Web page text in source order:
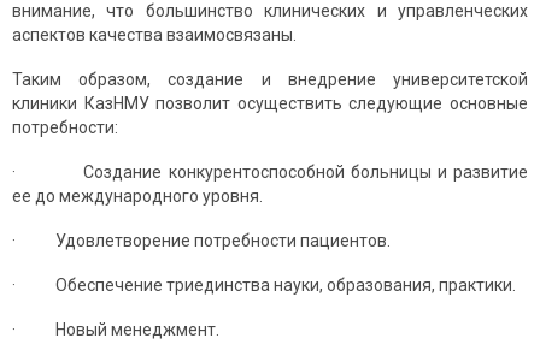
внимание, что большинство клинических и управленческих
аспектов качества взаимосвязаны.
Таким образом, создание и внедрение университетской
клиники КазНМУ позволит осуществить следующие основные
потребности:
· Создание конкурентоспособной больницы и развитие
ее до международного уровня.
· Удовлетворение потребности пациентов.
· Обеспечение триединства науки, образования, практики.
· Новый менеджмент.